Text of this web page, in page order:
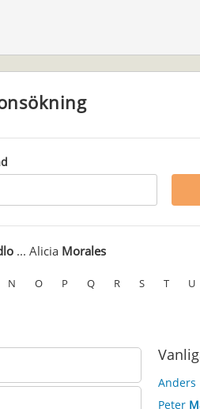
... Alicia Morales
N O P Q R S T U
Anders
Peter